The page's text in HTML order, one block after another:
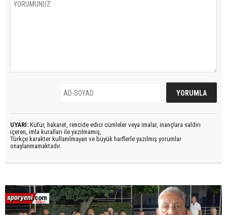
UYARI: Küfür, hakaret, rencide edici cümleler veya imalar, inançlara saldırı
içeren, imla kuralları ile yazılmamış,
Türkçe karakter kullanılmayan ve büyük harflerle yazılmış yorumlar
onaylanmamaktadır.